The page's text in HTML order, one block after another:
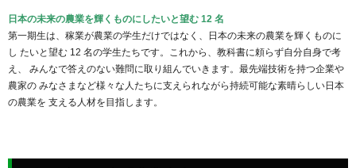
日本の未来の農業を輝くものにしたいと望む 12 名
第一期生は、稼業が農業の学生だけではなく、日本の未来の農業を輝くものに
し たいと望む 12 名の学生たちです。これから、教科書に頼らず自分自身で考
え、 みんなで答えのない難問に取り組んでいきます。最先端技術を持つ企業や
農家の みなさまなど様々な人たちに支えられながら持続可能な素晴らしい日本
の農業を 支える人材を目指します。